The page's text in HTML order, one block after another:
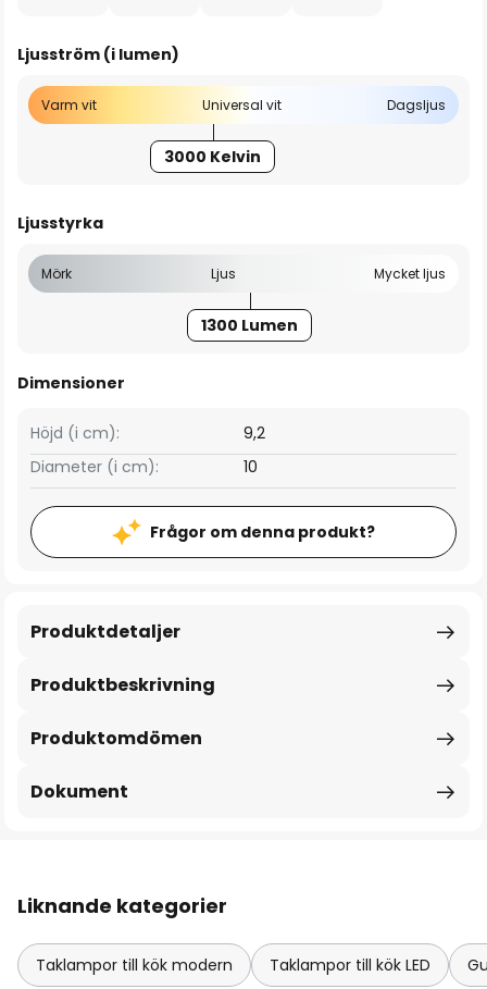
Ljusström (i lumen)
Varm vit Universal vit Dagsljus
3000 Kelvin
Ljusstyrka
Mörk Ljus Mycket ljus
1300 Lumen
Dimensioner
Höjd (i cm):
9,2
Diameter (i cm):
10
Frågor om denna produkt?
Produktbeskrivning
Produktdetaljer
Produktomdömen
Dokument
Liknande kategorier
Taklampor till kök modern Taklampor till kök LED